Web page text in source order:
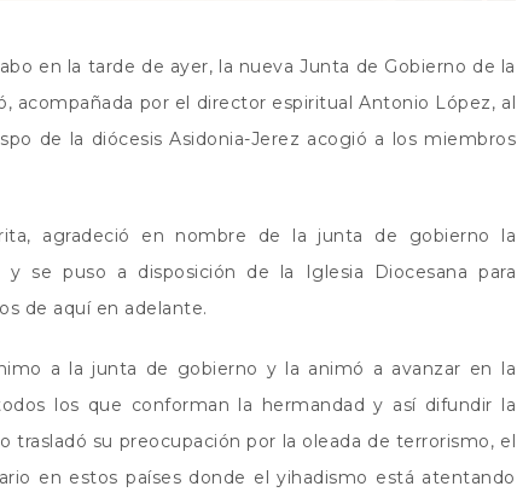
en la tarde de ayer, la nueva Junta de Gobierno de la
acompañada por el director espiritual Antonio López, al
de la diócesis Asidonia-Jerez acogió a los miembros
agradeció en nombre de la junta de gobierno la
y se puso a disposición de la Iglesia Diocesana para
de aquí en adelante.
a la junta de gobierno y la animó a avanzar en la
los que conforman la hermandad y así difundir la
trasladó su preocupación por la oleada de terrorismo, el
en estos países donde el yihadismo está atentando